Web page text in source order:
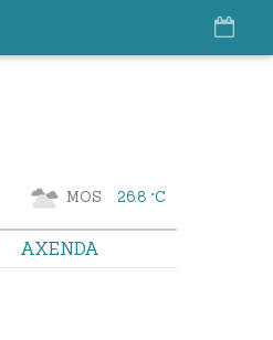
MOS 26.8 °C
AXENDA